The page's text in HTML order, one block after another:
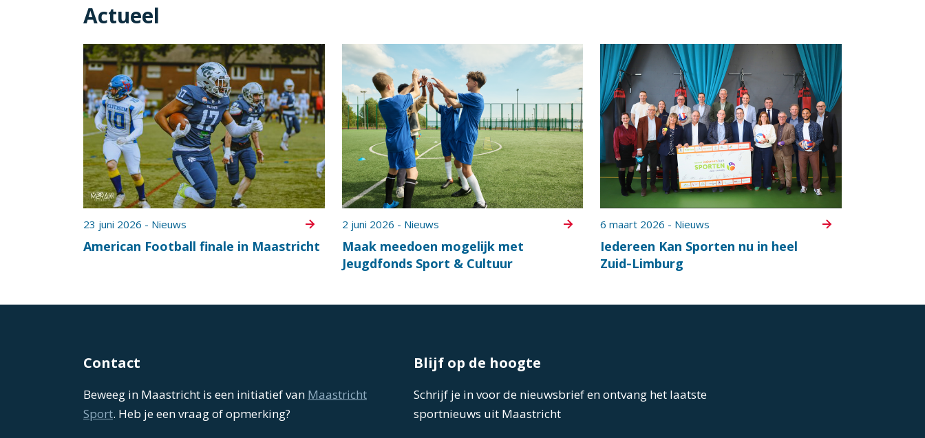
Actueel
American Football finale in Maastricht
23 juni 2026 - Nieuws
Maak meedoen mogelijk met
Jeugdfonds Sport & Cultuur
2 juni 2026 - Nieuws
Iedereen Kan Sporten nu in heel
Zuid‑Limburg
6 maart 2026 - Nieuws
Contact
Beweeg in Maastricht is een initiatief van Maastricht
Sport. Heb je een vraag of opmerking?
Blijf op de hoogte
Schrijf je in voor de nieuwsbrief en ontvang het laatste
sportnieuws uit Maastricht